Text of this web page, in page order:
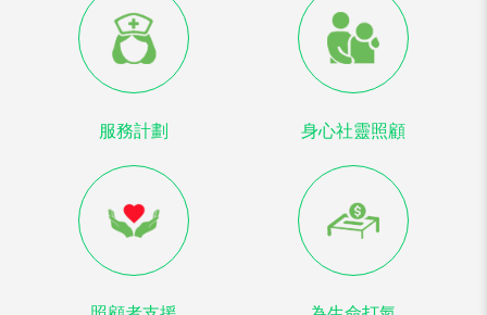
服務計劃 身心社靈照顧